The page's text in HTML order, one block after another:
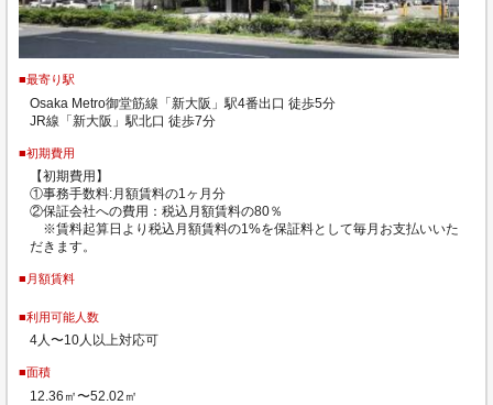
■最寄り駅
Osaka Metro御堂筋線「新大阪」駅4番出口 徒歩5分
JR線「新大阪」駅北口 徒歩7分
■初期費用
【初期費用】
①事務手数料:月額賃料の1ヶ月分
②保証会社への費用：税込月額賃料の80％
※賃料起算日より税込月額賃料の1%を保証料として毎月お支払いいた
だきます。
■月額賃料
■利用可能人数
4人〜10人以上対応可
■面積
12.36㎡〜52.02㎡